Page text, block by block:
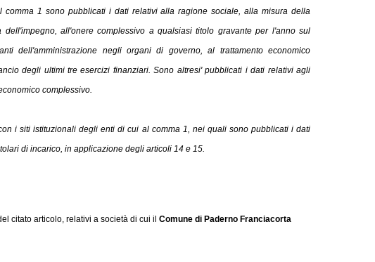
1 sono pubblicati i dati relativi alla ragione sociale, alla misura della
dell'impegno, all'onere complessivo a qualsiasi titolo gravante per l'anno sul
dell'amministrazione negli organi di governo, al trattamento economico
degli ultimi tre esercizi finanziari. Sono altresi' pubblicati i dati relativi agli
complessivo.
i siti istituzionali degli enti di cui al comma 1, nei quali sono pubblicati i dati
di incarico, in applicazione degli articoli 14 e 15.
citato articolo, relativi a società di cui il Comune di Paderno Franciacorta